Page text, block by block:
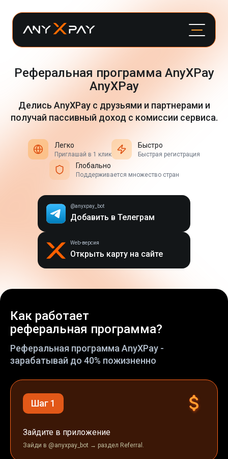
Реферальная программа AnyXPay
AnyXPay
Делись AnyXPay с друзьями и партнерами и
получай пассивный доход с комиссии сервиса.
Легко
Приглашай в 1 клик
Быстро
Быстрая регистрация
Глобально
Поддерживается множество стран
@anyxpay_bot
Добавить в Телеграм
Web-версия
Открыть карту на сайте
Как работает
реферальная программа?
Реферальная программа AnyXPay -
зарабатывай до 40% пожизненно
Шаг 1
Зайдите в приложение
Зайди в @anyxpay_bot → раздел Referral.